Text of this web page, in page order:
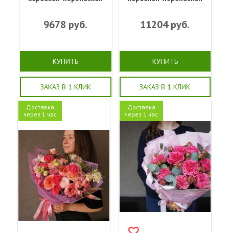
9678 руб.
КУПИТЬ
ЗАКАЗ В 1 КЛИК
11204руб.
КУПИТЬ
ЗАКАЗ В 1 КЛИК
Доставка
через 1 час
Доставка
через 1 час